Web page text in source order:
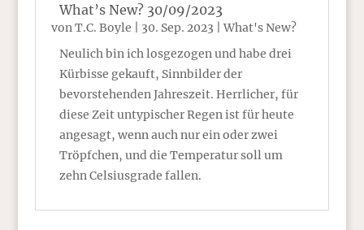
What’s New? 30/09/2023
von T.C. Boyle 30. Sep. 2023 |What's New?
Neulich bin ich losgezogen und habe drei
Kürbisse gekauft, Sinnbilder der
bevorstehenden Jahreszeit. Herrlicher, für
diese Zeit untypischer Regen ist für heute
angesagt, wenn auch nur ein oder zwei
Tröpfchen, und die Temperatur soll um
zehn Celsiusgrade fallen.